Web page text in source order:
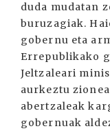
duda mudatan
buruzagiak.
gobernu eta
Errepublikako
Jeltzaleari
aurkeztu
abertzaleak
gobernuak